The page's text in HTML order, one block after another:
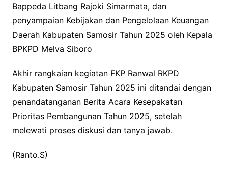
Bappeda Litbang Rajoki Simarmata, dan
penyampaian Kebijakan dan Pengelolaan Keuangan
Daerah Kabupaten Samosir Tahun 2025 oleh Kepala
BPKPD Melva Siboro
Akhir rangkaian kegiatan FKP Ranwal RKPD
Kabupaten Samosir Tahun 2025 ini ditandai dengan
penandatanganan Berita Acara Kesepakatan
Prioritas Pembangunan Tahun 2025, setelah
melewati proses diskusi dan tanya jawab.
(Ranto.S)